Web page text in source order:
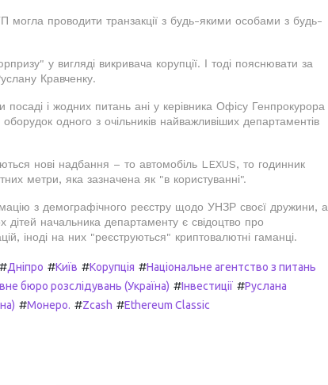
проводити транзакції з будь-якими особами з будь-
у вигляді викривача корупції. І тоді пояснювати за
Кравченку.
і жодних питань ані у керівника Офісу Генпрокурора
одного з очільників найважливіших департаментів
нові надбання – то автомобіль LEXUS, то годинник
метри, яка зазначена як "в користуванні".
з демографічного реєстру щодо УНЗР своєї дружини, а
дітей начальника департаменту є свідоцтво про
іноді на них "реєструються" криптовалютні гаманці.
#Дніпро #Київ #Корупція #Національне агентство з питань
бюро розслідувань (Україна) #Інвестиції #Руслана
#Монеро. #Zcash #Ethereum Classic